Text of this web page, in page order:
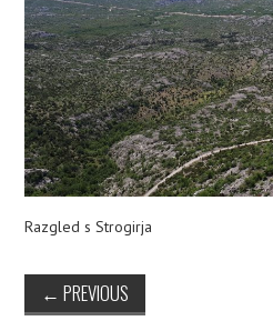
Razgled s Strogirja
← PREVIOUS